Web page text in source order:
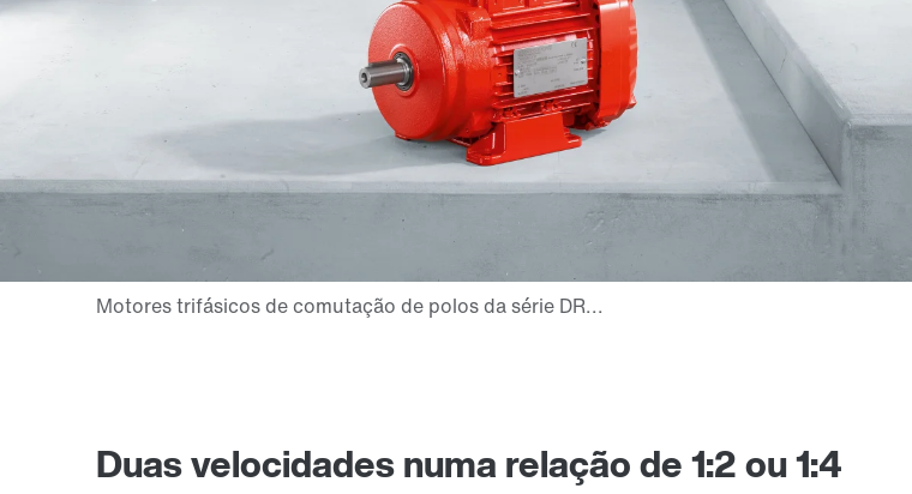
Duas velocidades numa relação de 1:2 ou 1:4